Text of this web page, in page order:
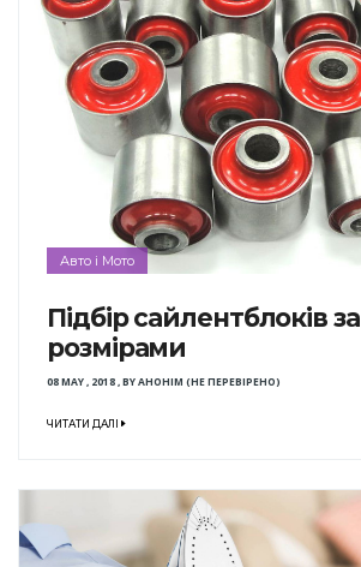
Авто і Мото
Підбір сайлентблоків за
розмірами
08 MAY , 2018,BYАНОНІМ (НЕ ПЕРЕВІРЕНО)
ЧИТАТИ ДАЛІ